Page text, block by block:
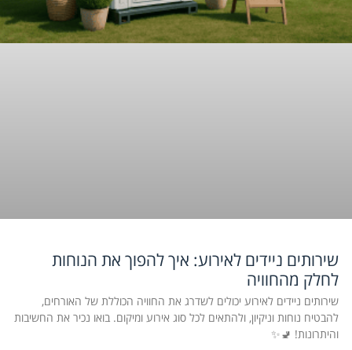
שירותים ניידים לאירוע: איך להפוך את הנוחות
לחלק מהחוויה
שירותים ניידים לאירוע יכולים לשדרג את החוויה הכוללת של האורחים,
להבטיח נוחות וניקיון, ולהתאים לכל סוג אירוע ומיקום. בואו נכיר את החשיבות
והיתרונות! 🚽✨